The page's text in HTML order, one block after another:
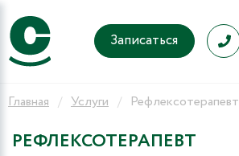
Записаться
Главная Услуги Рефлексотерапевт
РЕФЛЕКСОТЕРАПЕВТ